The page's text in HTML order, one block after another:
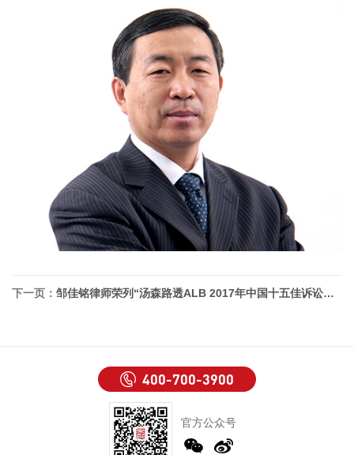
下一页： 邹佳铭律师荣列“汤森路透ALB 2017年中国十五佳诉讼律师”
400-700-3900
官方公众号